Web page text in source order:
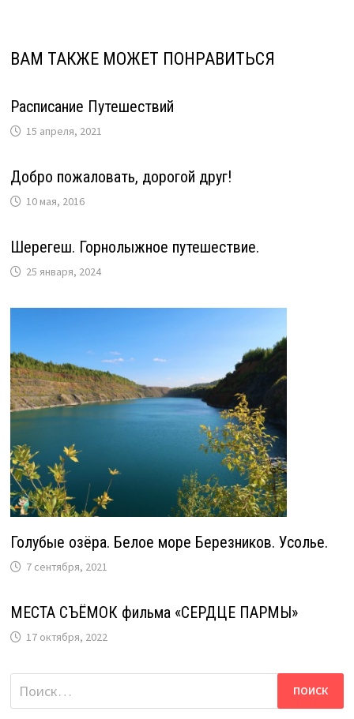
ВАМ ТАКЖЕ МОЖЕТ ПОНРАВИТЬСЯ
Расписание Путешествий
15 апреля, 2021
Добро пожаловать, дорогой друг!
10 мая, 2016
Шерегеш. Горнолыжное путешествие.
25 января, 2024
Голубые озёра. Белое море Березников. Усолье.
7 сентября, 2021
МЕСТА СЪЁМОК фильма «СЕРДЦЕ ПАРМЫ»
17 октября, 2022
Найти: